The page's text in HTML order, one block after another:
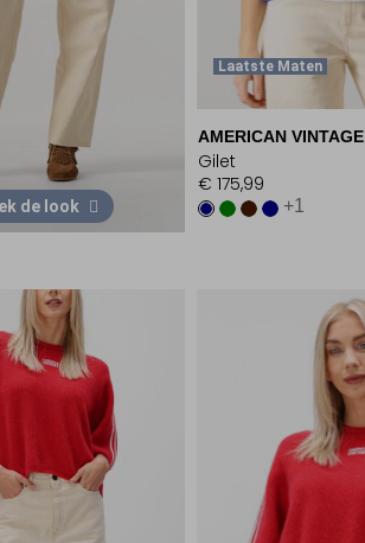
de look
Laatste Maten
AMERICAN VINTAGE
Gilet
€ 175,99
+1